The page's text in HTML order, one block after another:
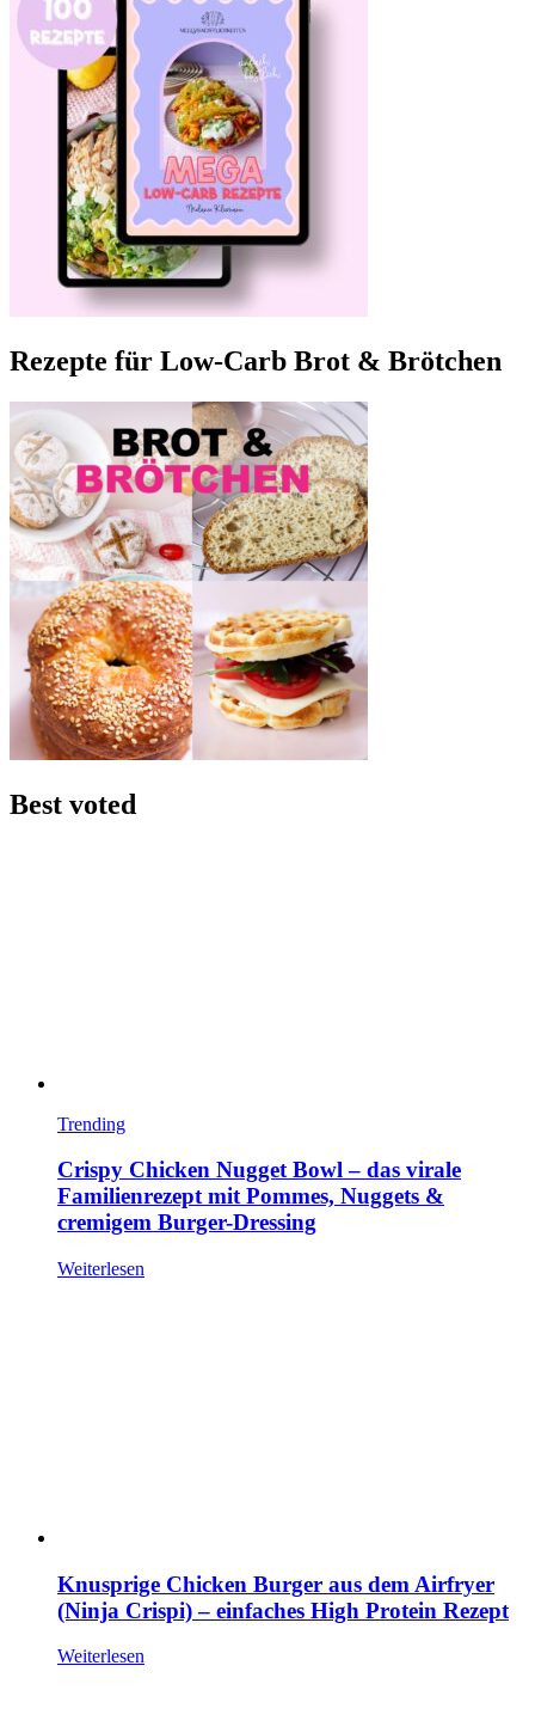
Rezepte für Low-Carb Brot & Brötchen
Best voted
Trending
Crispy Chicken Nugget Bowl – das virale
Familienrezept mit Pommes, Nuggets &
cremigem Burger-Dressing
Weiterlesen
Knusprige Chicken Burger aus dem Airfryer
(Ninja Crispi) – einfaches High Protein Rezept
Weiterlesen